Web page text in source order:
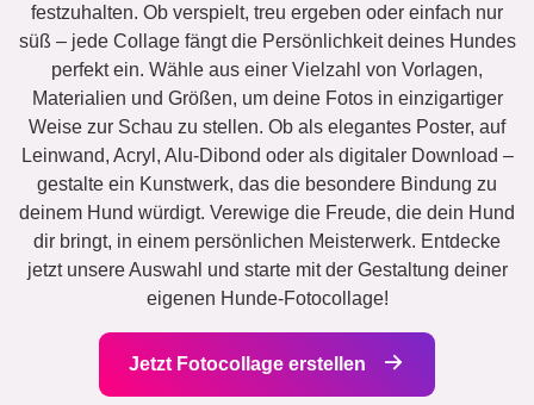
festzuhalten. Ob verspielt, treu ergeben oder einfach nur
süß – jede Collage fängt die Persönlichkeit deines Hundes
perfekt ein. Wähle aus einer Vielzahl von Vorlagen,
Materialien und Größen, um deine Fotos in einzigartiger
Weise zur Schau zu stellen. Ob als elegantes Poster, auf
Leinwand, Acryl, Alu-Dibond oder als digitaler Download –
gestalte ein Kunstwerk, das die besondere Bindung zu
deinem Hund würdigt. Verewige die Freude, die dein Hund
dir bringt, in einem persönlichen Meisterwerk. Entdecke
jetzt unsere Auswahl und starte mit der Gestaltung deiner
eigenen Hunde-Fotocollage!
Jetzt Fotocollage erstellen